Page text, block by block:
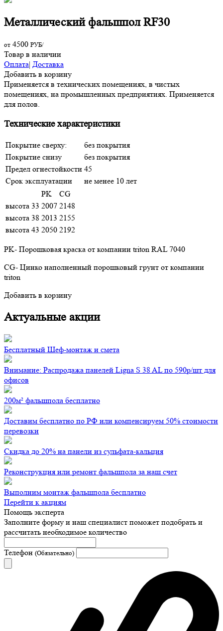
Металлический фальшпол RF30
от 4500 РУБ/
Товар в наличии
Оплата| Доставка
Добавить в корзину
Применяется в технических помещениях, в чистых
помещениях, на промышленных предприятиях. Применяется
для полов.
Технические характеристики
Покрытие сверху:
без покрытия
Покрытие снизу
без покрытия
Предел огнестойкости 45
Срок эксплуатации
не менее 10 лет
PK
CG
высота 33 2007 2148
высота 38 2013 2155
высота 43 2050 2192
PK- Порошковая краска от компании triton RAL 7040
CG- Цинко наполненный порошковый грунт от компании
triton
Добавить в корзину
Актуальные акции
Бесплатный Шеф-монтаж и смета
Внимание: Распродажа панелей Ligna S 38 AL по 590р/шт для
офисов
200м² фальшпола бесплатно
Доставим бесплатно по РФ или компенсируем 50% стоимости
перевозки
Скидка до 20% на панели из сульфата-кальция
Реконструкция или ремонт фальшпола за наш счет
Выполним монтаж фальшпола бесплатно
Перейти к акциям
Помощь эксперта
Заполните форму и наш специалист поможет подобрать и
рассчитать необходимое количество
Телефон (Обязательно)